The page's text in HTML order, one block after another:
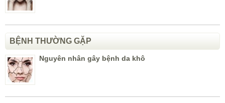
BỆNH THƯỜNG GẶP
Nguyên nhân gây bệnh da khô